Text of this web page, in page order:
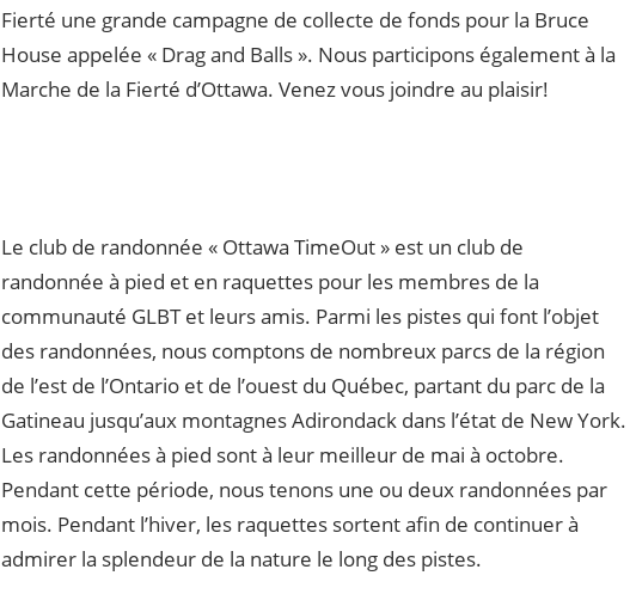
Fierté une grande campagne de collecte de fonds pour la Bruce
House appelée « Drag and Balls ». Nous participons également à la
Marche de la Fierté d’Ottawa. Venez vous joindre au plaisir!
Le club de randonnée « Ottawa TimeOut » est un club de
randonnée à pied et en raquettes pour les membres de la
communauté GLBT et leurs amis. Parmi les pistes qui font l’objet
des randonnées, nous comptons de nombreux parcs de la région
de l’est de l’Ontario et de l’ouest du Québec, partant du parc de la
Gatineau jusqu’aux montagnes Adirondack dans l’état de New York.
Les randonnées à pied sont à leur meilleur de mai à octobre.
Pendant cette période, nous tenons une ou deux randonnées par
mois. Pendant l’hiver, les raquettes sortent afin de continuer à
admirer la splendeur de la nature le long des pistes.